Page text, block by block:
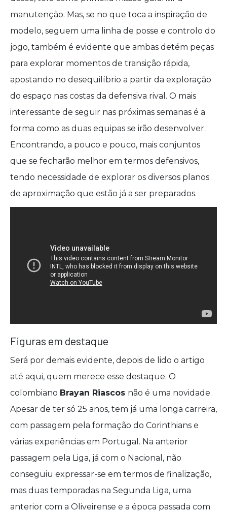
manutenção. Mas, se no que toca a inspiração de
modelo, seguem uma linha de posse e controlo do
jogo, também é evidente que ambas detém peças
para explorar momentos de transição rápida,
apostando no desequilíbrio a partir da exploração
do espaço nas costas da defensiva rival. O mais
interessante de seguir nas próximas semanas é a
forma como as duas equipas se irão desenvolver.
Encontrando, a pouco e pouco, mais conjuntos
que se fecharão melhor em termos defensivos,
tendo necessidade de explorar os diversos planos
de aproximação que estão já a ser preparados.
Figuras em destaque
Será por demais evidente, depois de lido o artigo
até aqui, quem merece esse destaque. O
colombiano Brayan Riascos não é uma novidade.
Apesar de ter só 25 anos, tem já uma longa carreira,
com passagem pela formação do Corinthians e
várias experiências em Portugal. Na anterior
passagem pela Liga, já com o Nacional, não
conseguiu expressar-se em termos de finalização,
mas duas temporadas na Segunda Liga, uma
anterior com a Oliveirense e a época passada com